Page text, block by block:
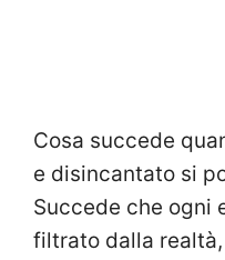
Cosa succede
e disincantato si
Succede che ogni
filtrato dalla